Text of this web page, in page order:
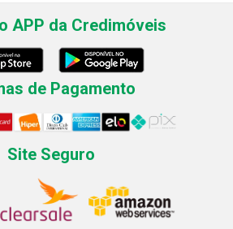
APP da Credimóveis
de Pagamento
Site Seguro